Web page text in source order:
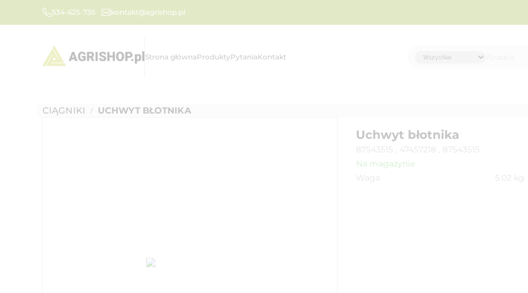
534-625-735 kontakt@agrishop.pl
Strona głównaProduktyPytaniaKontakt
CIĄGNIKI / UCHWYT BŁOTNIKA
Uchwyt błotnika
87543515 , 47457218 , 87543515
Na magazynie
Waga
5.02 kg